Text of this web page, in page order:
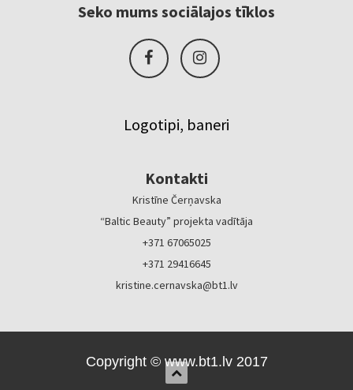
Seko mums sociālajos tīklos
Logotipi, baneri
Kontakti
Kristīne Čerņavska
“Baltic Beauty” projekta vadītāja
+371 67065025
+371 29416645
kristine.cernavska@bt1.lv
Copyright © www.bt1.lv 2017